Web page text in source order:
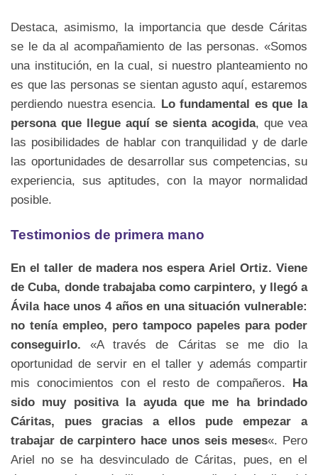
Destaca, asimismo, la importancia que desde Cáritas
se le da al acompañamiento de las personas. «Somos
una institución, en la cual, si nuestro planteamiento no
es que las personas se sientan agusto aquí, estaremos
perdiendo nuestra esencia. Lo fundamental es que la
persona que llegue aquí se sienta acogida, que vea
las posibilidades de hablar con tranquilidad y de darle
las oportunidades de desarrollar sus competencias, su
experiencia, sus aptitudes, con la mayor normalidad
posible.
Testimonios de primera mano
En el taller de madera nos espera Ariel Ortiz. Viene
de Cuba, donde trabajaba como carpintero, y llegó a
Ávila hace unos 4 años en una situación vulnerable:
no tenía empleo, pero tampoco papeles para poder
conseguirlo. «A través de Cáritas se me dio la
oportunidad de servir en el taller y además compartir
mis conocimientos con el resto de compañeros. Ha
sido muy positiva la ayuda que me ha brindado
Cáritas, pues gracias a ellos pude empezar a
trabajar de carpintero hace unos seis meses«. Pero
Ariel no se ha desvinculado de Cáritas, pues, en el